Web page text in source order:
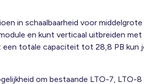
in schaalbaarheid voor middelgrote
en kunt verticaal uitbreiden met
een totale capaciteit tot 28,8 PB kun
om bestaande LTO-7, LTO-